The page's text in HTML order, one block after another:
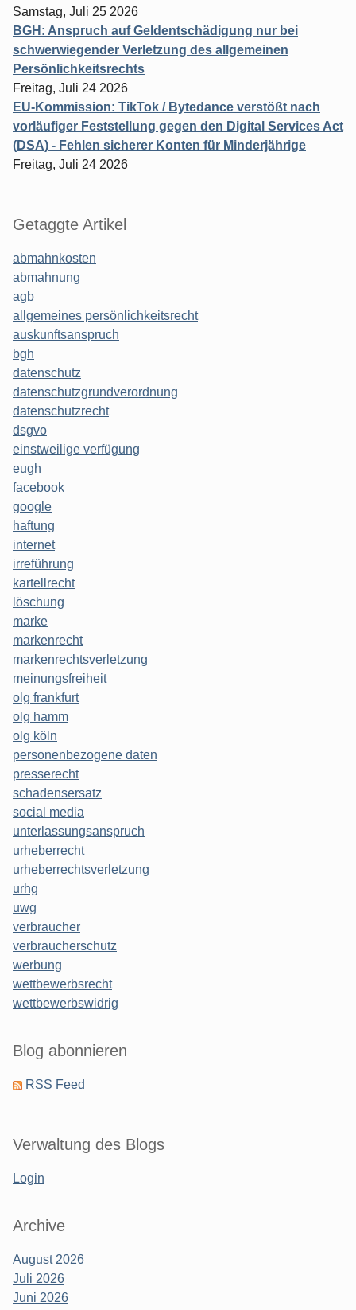
Samstag, Juli 25 2026
BGH: Anspruch auf Geldentschädigung nur bei
schwerwiegender Verletzung des allgemeinen
Persönlichkeitsrechts
Freitag, Juli 24 2026
EU-Kommission: TikTok / Bytedance verstößt nach
vorläufiger Feststellung gegen den Digital Services Act
(DSA) - Fehlen sicherer Konten für Minderjährige
Freitag, Juli 24 2026
Getaggte Artikel
abmahnkosten
abmahnung
agb
allgemeines persönlichkeitsrecht
auskunftsanspruch
bgh
datenschutz
datenschutzgrundverordnung
datenschutzrecht
dsgvo
einstweilige verfügung
eugh
facebook
google
haftung
internet
irreführung
kartellrecht
löschung
marke
markenrecht
markenrechtsverletzung
meinungsfreiheit
olg frankfurt
olg hamm
olg köln
personenbezogene daten
presserecht
schadensersatz
social media
unterlassungsanspruch
urheberrecht
urheberrechtsverletzung
urhg
uwg
verbraucher
verbraucherschutz
werbung
wettbewerbsrecht
wettbewerbswidrig
Blog abonnieren
RSS Feed
Verwaltung des Blogs
Login
Archive
August 2026
Juli 2026
Juni 2026